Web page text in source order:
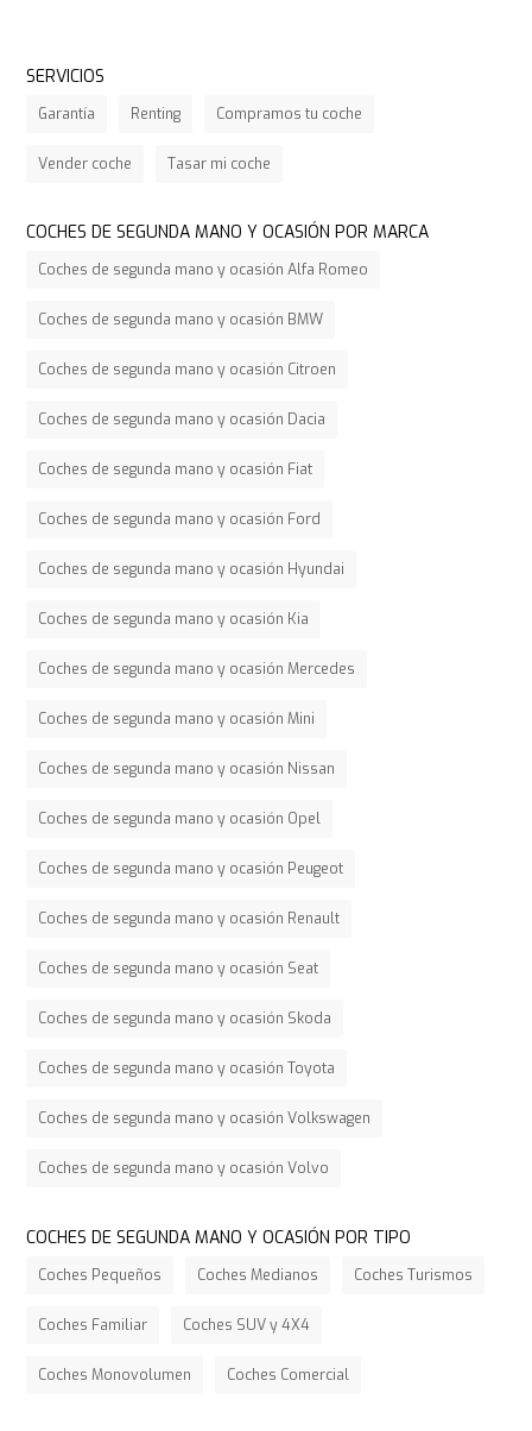
SERVICIOS
Garantía Renting Compramos tu coche
Vender coche Tasar mi coche
COCHES DE SEGUNDA MANO Y OCASIÓN POR MARCA
Coches de segunda mano y ocasión Alfa Romeo
Coches de segunda mano y ocasión BMW
Coches de segunda mano y ocasión Citroen
Coches de segunda mano y ocasión Dacia
Coches de segunda mano y ocasión Fiat
Coches de segunda mano y ocasión Ford
Coches de segunda mano y ocasión Hyundai
Coches de segunda mano y ocasión Kia
Coches de segunda mano y ocasión Mercedes
Coches de segunda mano y ocasión Mini
Coches de segunda mano y ocasión Nissan
Coches de segunda mano y ocasión Opel
Coches de segunda mano y ocasión Peugeot
Coches de segunda mano y ocasión Renault
Coches de segunda mano y ocasión Seat
Coches de segunda mano y ocasión Skoda
Coches de segunda mano y ocasión Toyota
Coches de segunda mano y ocasión Volkswagen
Coches de segunda mano y ocasión Volvo
COCHES DE SEGUNDA MANO Y OCASIÓN POR TIPO
Coches Pequeños Coches Medianos Coches Turismos
Coches Familiar Coches SUV y 4X4
Coches Monovolumen Coches Comercial